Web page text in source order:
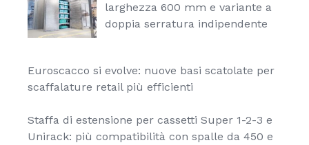
larghezza 600 mm e variante a
doppia serratura indipendente
Euroscacco si evolve: nuove basi scatolate per
scaffalature retail più efficienti
Staffa di estensione per cassetti Super 1-2-3 e
Unirack: più compatibilità con spalle da 450 e